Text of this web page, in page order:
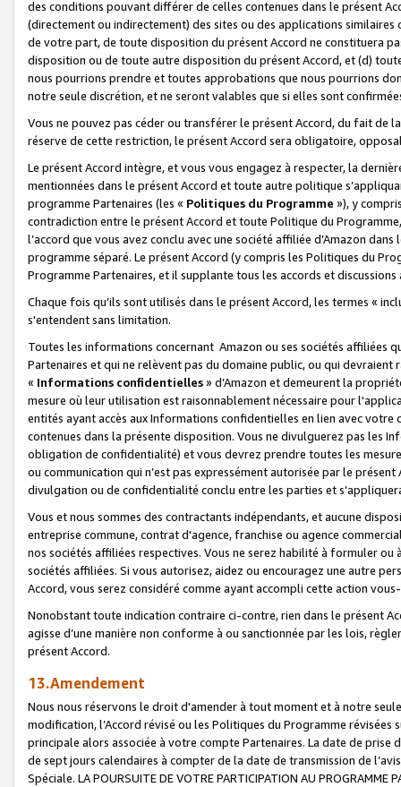
des conditions pouvant différer de celles contenues dans le présent
(directement ou indirectement) des sites ou des applications
de votre part, de toute disposition du présent Accord ne constituera
disposition ou de toute autre disposition du présent Accord, et (d)
nous pourrions prendre et toutes approbations que nous pourrions
notre seule discrétion, et ne seront valables que si elles sont
Vous ne pouvez pas céder ou transférer le présent Accord, du fait de
réserve de cette restriction, le présent Accord sera obligatoire,
Le présent Accord intègre, et vous vous engagez à respecter, la
mentionnées dans le présent Accord et toute autre politique
programme Partenaires (les « Politiques du Programme »), y
contradiction entre le présent Accord et toute Politique du
l’accord que vous avez conclu avec une société affiliée d’Amazon
programme séparé. Le présent Accord (y compris les Politiques du
Programme Partenaires, et il supplante tous les accords et discussions
Chaque fois qu’ils sont utilisés dans le présent Accord, les termes «
s'entendent sans limitation.
Toutes les informations concernant Amazon ou ses sociétés affiliées
Partenaires et qui ne relèvent pas du domaine public, ou qui
« Informations confidentielles» d’Amazon et demeurent la
mesure où leur utilisation est raisonnablement nécessaire pour
entités ayant accès aux Informations confidentielles en lien avec
contenues dans la présente disposition. Vous ne divulguerez pas les
obligation de confidentialité) et vous devrez prendre toutes les
ou communication qui n’est pas expressément autorisée par le
divulgation ou de confidentialité conclu entre les parties et
Vous et nous sommes des contractants indépendants, et aucune
entreprise commune, contrat d'agence, franchise ou agence
nos sociétés affiliées respectives. Vous ne serez habilité à formuler
sociétés affiliées. Si vous autorisez, aidez ou encouragez une autre
Accord, vous serez considéré comme ayant accompli cette action
Nonobstant toute indication contraire ci-contre, rien dans le présent
agisse d’une manière non conforme à ou sanctionnée par les lois,
présent Accord.
13.Amendement
Nous nous réservons le droit d'amender à tout moment et à notre
modification, l’Accord révisé ou les Politiques du Programme
principale alors associée à votre compte Partenaires. La date de
de sept jours calendaires à compter de la date de transmission de
Spéciale. LA POURSUITE DE VOTRE PARTICIPATION AU PROGRAMME